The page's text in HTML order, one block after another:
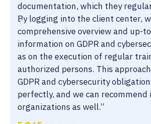
documentation, which they
By logging into the client center,
comprehensive overview and up-
information on GDPR and
as on the execution of regular
authorized persons. This
GDPR and cybersecurity
perfectly, and we can
organizations as well.”